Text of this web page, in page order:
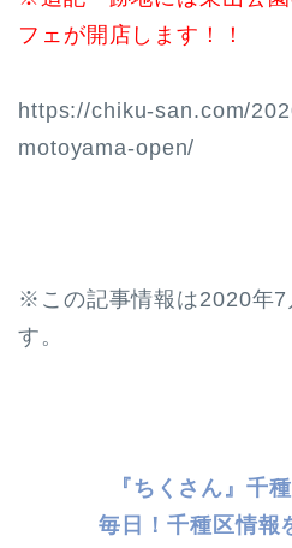
フェが開店します！！
https://chiku-san.com/
motoyama-open/
※この記事情報は2020年7
す。
『ちくさん』千
毎日！千種 区情報